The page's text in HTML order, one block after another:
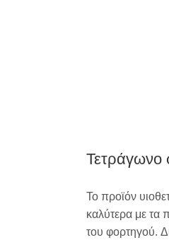
Τετράγωνο
Το προϊόν
καλύτερα με τα
του φορτηγού.